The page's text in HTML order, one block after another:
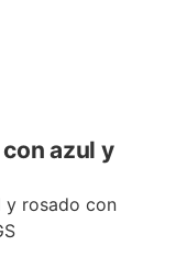
azul y
y rosado con